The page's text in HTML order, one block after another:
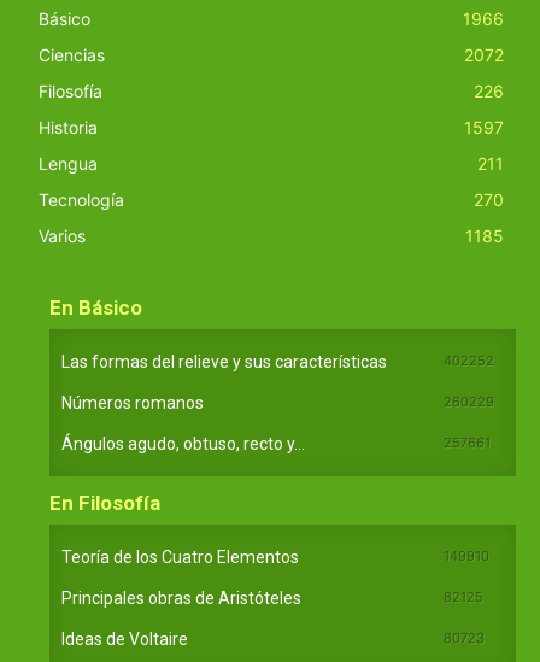
Básico
1966
Ciencias
2072
Filosofía
226
Historia
1597
Lengua
211
Tecnología
270
Varios
1185
En Básico
Las formas del relieve y sus características 402252
Números romanos 260229
Ángulos agudo, obtuso, recto y... 257661
En Filosofía
Teoría de los Cuatro Elementos 149910
Principales obras de Aristóteles 82125
Ideas de Voltaire 80723